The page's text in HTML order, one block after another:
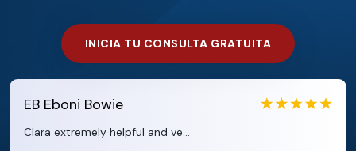
INICIA TU CONSULTA GRATUITA
EB Eboni Bowie
Clara extremely helpful and ve...